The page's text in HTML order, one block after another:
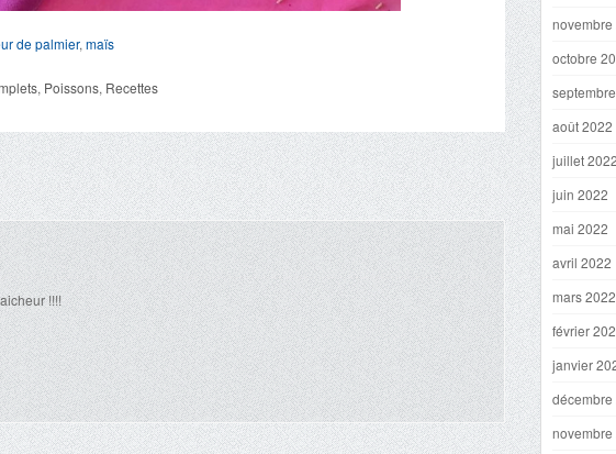
de palmier, maïs
, Poissons, Recettes
!!!!
novembre
octobre
août 2022
juillet 2022
juin 2022
mai 2022
avril 2022
mars 2022
février
janvier
décembre
novembre